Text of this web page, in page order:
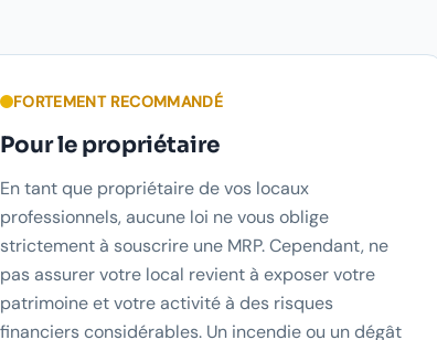
FORTEMENT RECOMMANDÉ
Pour le propriétaire
En tant que propriétaire de vos locaux
professionnels, aucune loi ne vous oblige
strictement à souscrire une MRP. Cependant, ne
pas assurer votre local revient à exposer votre
patrimoine et votre activité à des risques
financiers considérables. Un incendie ou un dégât